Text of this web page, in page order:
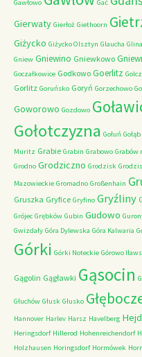
Gawłowo Gać
Gierwaty Gierłoż Giethoorn
Giżycko Giżycko Olsztyn Glaucha Glina
Gniew Gniewino Gniewkowo
Goczałkowice Godkowo Goerlitz
Gorlitz Goruńsko Goryń Gorzechowo
Goworowo Gozdowo
Gołotczyzna Gołuń Gołąb
Muritz Grabie Grabin Grabowo Grabów
Grodno Grodziczno Grodzisk
Mazowieckie Gromadno Großenhain
Gruszka Gryfice Gryfino Gryźliny
Grójec Grębków Gubin Gudowo
Gwizdały Góra Dylewska Góra Kalwaria
Górki Górki Noteckie Górowo
Gągolin Gągławki Gąsocin
Głuchów Głusk Głusko
Hannover Harlev Harsz Havelberg
Heringsdorf Hillerod Hohenreichendorf
Holzhausen Horingsdorf Hormówek